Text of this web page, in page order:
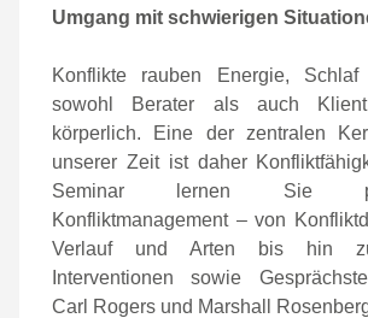
Umgang mit schwierigen
Konflikte rauben Energie,
sowohl Berater als auch
körperlich. Eine der zentralen
unserer Zeit ist daher
Seminar lernen Sie
Konfliktmanagement – von
Verlauf und Arten bis hin
Interventionen sowie
Carl Rogers und Marshall